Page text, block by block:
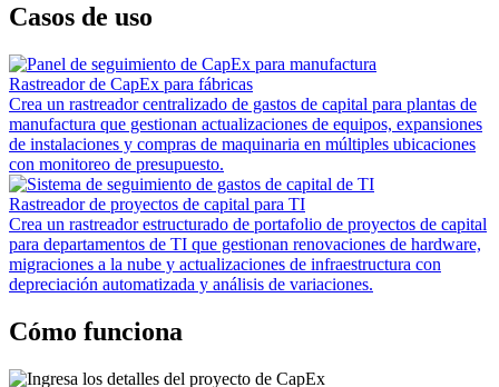
Casos de uso
Rastreador de CapEx para fábricas
Crea un rastreador centralizado de gastos de capital para plantas de
manufactura que gestionan actualizaciones de equipos, expansiones
de instalaciones y compras de maquinaria en múltiples ubicaciones
con monitoreo de presupuesto.
Rastreador de proyectos de capital para TI
Crea un rastreador estructurado de portafolio de proyectos de capital
para departamentos de TI que gestionan renovaciones de hardware,
migraciones a la nube y actualizaciones de infraestructura con
depreciación automatizada y análisis de variaciones.
Cómo funciona